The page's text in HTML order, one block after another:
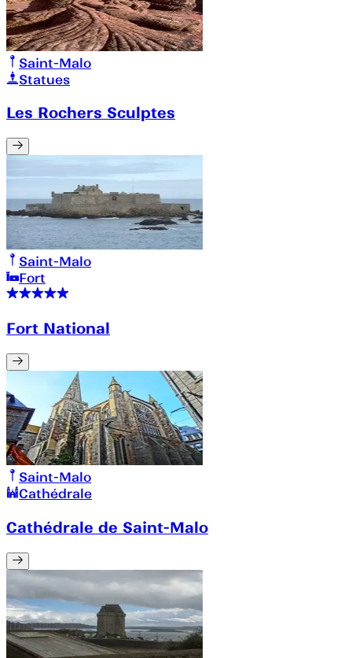
Saint-Malo
Statues
Les Rochers Sculptes
Saint-Malo
Fort
Fort National
Saint-Malo
Cathédrale
Cathédrale de Saint-Malo